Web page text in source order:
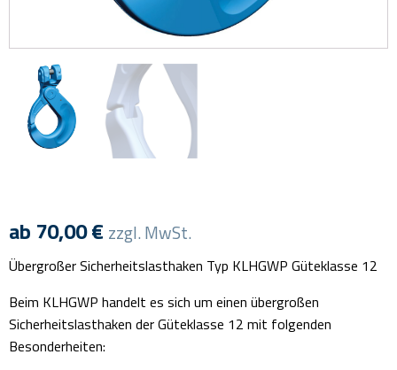
ab 70,00€ zzgl. MwSt.
Übergroßer Sicherheitslasthaken Typ KLHGWP Güteklasse 12
Beim KLHGWP handelt es sich um einen übergroßen
Sicherheitslasthaken der Güteklasse 12 mit folgenden
Besonderheiten: